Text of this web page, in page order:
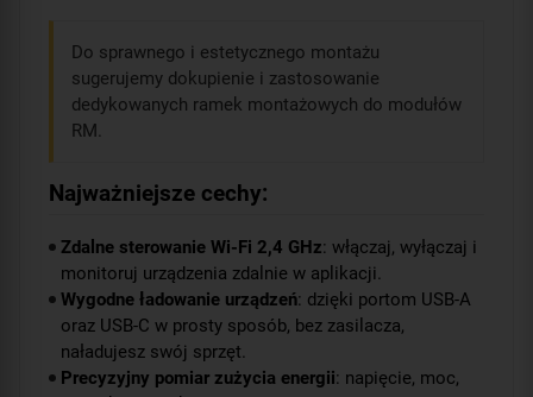
Do sprawnego i estetycznego montażu
sugerujemy dokupienie i zastosowanie
dedykowanych ramek montażowych do modułów
RM.
Najważniejsze cechy:
Zdalne sterowanie Wi-Fi 2,4 GHz: włączaj, wyłączaj i
monitoruj urządzenia zdalnie w aplikacji.
Wygodne ładowanie urządzeń: dzięki portom USB-A
oraz USB-C w prosty sposób, bez zasilacza,
naładujesz swój sprzęt.
Precyzyjny pomiar zużycia energii: napięcie, moc,